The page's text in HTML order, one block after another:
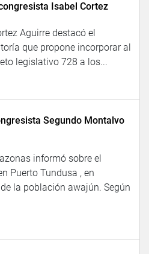
Isabel Cortez
Aguirre destacó el
que propone incorporar al
legislativo 728 a los...
Segundo Montalvo
informó sobre el
Puerto Tundusa , en
la población awajún. Según